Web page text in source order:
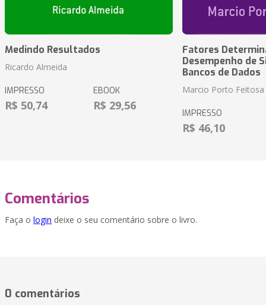
Medindo Resultados
Ricardo Almeida
IMPRESSO
R$ 50,74
EBOOK
R$ 29,56
Fatores
Desempenho de
Bancos de Dados
Marcio Porto Feitosa
IMPRESSO
R$ 46,10
Comentários
Faça o login deixe o seu comentário sobre o livro.
0 comentários